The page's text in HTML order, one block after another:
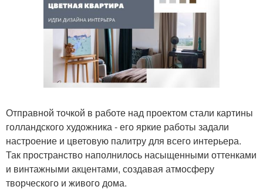
Отправной точкой в работе над проектом стали картины
голландского художника - его яркие работы задали
настроение и цветовую палитру для всего интерьера.
Так пространство наполнилось насыщенными оттенками
и винтажными акцентами, создавая атмосферу
творческого и живого дома.